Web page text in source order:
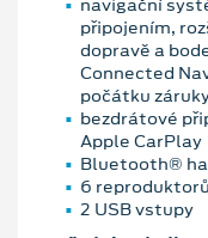
připojením,
dopravě a
Connected
počátku
bezdrátové
Apple CarPlay
Bluetooth®
6
2 USB vstupy